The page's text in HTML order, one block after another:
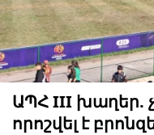
ԱՊՀ III խաղեր.
որոշվել է